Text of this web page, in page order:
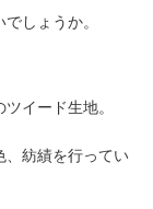
しょうか。
イード生地。
、紡績を行ってい